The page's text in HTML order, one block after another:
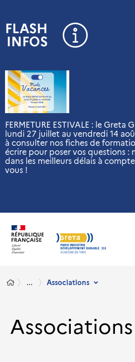
FLASH
INFOS
FERMETURE ESTIVALE : le Greta
lundi 27 juillet au vendredi 14
à consulter nos fiches de
écrire pour poser vos questions :
dans les meilleurs délais à
vous !
... Associations
Associations